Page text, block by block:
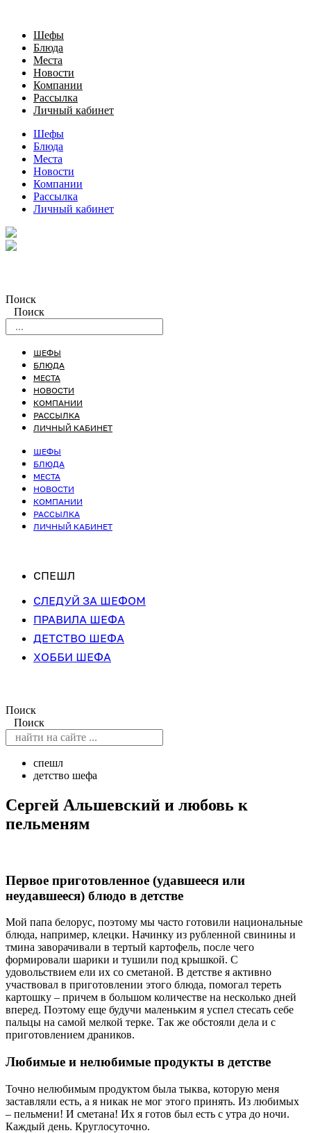
Шефы
Блюда
Места
Новости
Компании
Рассылка
Личный кабинет
Шефы
Блюда
Места
Новости
Компании
Рассылка
Личный кабинет
Поиск
Поиск
ШЕФЫ
БЛЮДА
МЕСТА
НОВОСТИ
КОМПАНИИ
РАССЫЛКА
ЛИЧНЫЙ КАБИНЕТ
ШЕФЫ
БЛЮДА
МЕСТА
НОВОСТИ
КОМПАНИИ
РАССЫЛКА
ЛИЧНЫЙ КАБИНЕТ
СПЕШЛ
СЛЕДУЙ ЗА ШЕФОМ
ПРАВИЛА ШЕФА
ДЕТСТВО ШЕФА
ХОББИ ШЕФА
Поиск
Поиск
спешл
детство шефа
Сергей Альшевский и любовь к
пельменям
Первое приготовленное (удавшееся или
неудавшееся) блюдо в детстве
Мой папа белорус, поэтому мы часто готовили национальные
блюда, например, клецки. Начинку из рубленной свинины и
тмина заворачивали в тертый картофель, после чего
формировали шарики и тушили под крышкой. С
удовольствием ели их со сметаной. В детстве я активно
участвовал в приготовлении этого блюда, помогал тереть
картошку – причем в большом количестве на несколько дней
вперед. Поэтому еще будучи маленьким я успел стесать себе
пальцы на самой мелкой терке. Так же обстояли дела и с
приготовлением драников.
Любимые и нелюбимые продукты в детстве
Точно нелюбимым продуктом была тыква, которую меня
заставляли есть, а я никак не мог этого принять. Из любимых
– пельмени! И сметана! Их я готов был есть с утра до ночи.
Каждый день. Круглосуточно.